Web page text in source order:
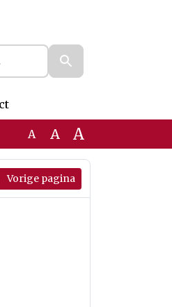
A A A
Vorige pagina